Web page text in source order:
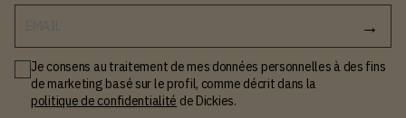
Je consens au traitement de mes données personnelles à des fins
de marketing basé sur le profil, comme décrit dans la
politique de confidentialité de Dickies.